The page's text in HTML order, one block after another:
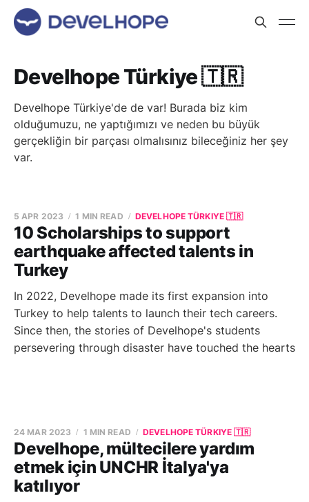
Develhope Türkiye 🇹🇷
Develhope Türkiye'de de var! Burada biz kim
olduğumuzu, ne yaptığımızı ve neden bu büyük
gerçekliğin bir parçası olmalısınız bileceğiniz her şey
var.
10 Scholarships to support
earthquake affected talents in
Turkey
5 APR 2023 1 MIN READ DEVELHOPE TÜRKIYE 🇹🇷
In 2022, Develhope made its first expansion into
Turkey to help talents to launch their tech careers.
Since then, the stories of Develhope's students
persevering through disaster have touched the hearts
Develhope, mültecilere yardım
etmek için UNCHR İtalya'ya
katılıyor
24 MAR 2023 1 MIN READ DEVELHOPE TÜRKIYE 🇹🇷